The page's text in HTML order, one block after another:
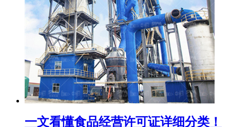
一文看懂食品经营许可证详细分类！